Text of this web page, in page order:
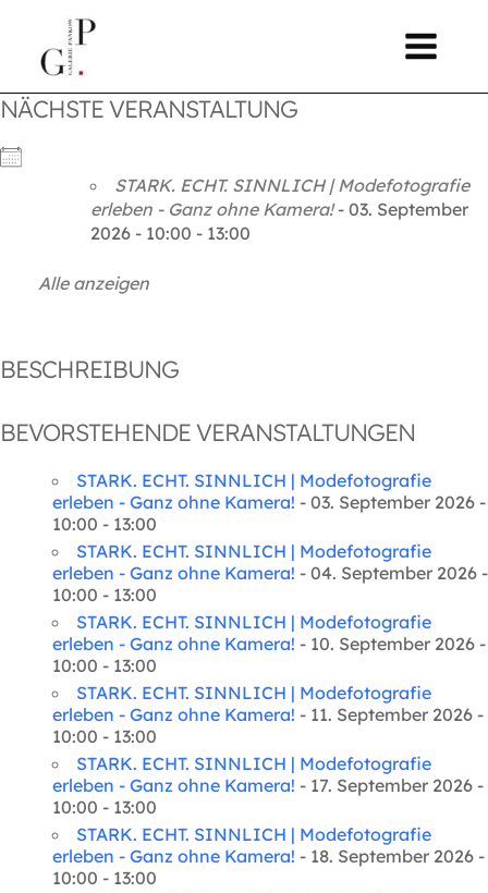
springen
NÄCHSTE VERANSTALTUNG
STARK. ECHT. SINNLICH | Modefotografie
erleben - Ganz ohne Kamera!- 03. September
2026 - 10:00 - 13:00
Alle anzeigen
BESCHREIBUNG
BEVORSTEHENDE VERANSTALTUNGEN
STARK. ECHT. SINNLICH | Modefotografie
erleben - Ganz ohne Kamera! - 03. September 2026 -
10:00 - 13:00
STARK. ECHT. SINNLICH | Modefotografie
erleben - Ganz ohne Kamera! - 04. September 2026 -
10:00 - 13:00
STARK. ECHT. SINNLICH | Modefotografie
erleben - Ganz ohne Kamera! - 10. September 2026 -
10:00 - 13:00
STARK. ECHT. SINNLICH | Modefotografie
erleben - Ganz ohne Kamera! - 11. September 2026 -
10:00 - 13:00
STARK. ECHT. SINNLICH | Modefotografie
erleben - Ganz ohne Kamera! - 17. September 2026 -
10:00 - 13:00
STARK. ECHT. SINNLICH | Modefotografie
erleben - Ganz ohne Kamera! - 18. September 2026 -
10:00 - 13:00